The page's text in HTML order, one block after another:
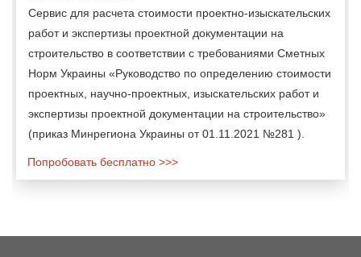
Сервис для расчета стоимости проектно-изыскательских
работ и экспертизы проектной документации на
строительство в соответствии с требованиями Сметных
Норм Украины «Руководство по определению стоимости
проектных, научно-проектных, изыскательских работ и
экспертизы проектной документации на строительство»
(приказ Минрегиона Украины от 01.11.2021 №281 ).
Попробовать бесплатно >>>